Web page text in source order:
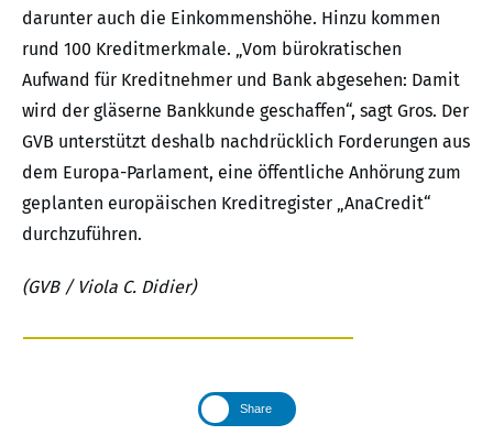
darunter auch die Einkommenshöhe. Hinzu kommen
rund 100 Kreditmerkmale. „Vom bürokratischen
Aufwand für Kreditnehmer und Bank abgesehen: Damit
wird der gläserne Bankkunde geschaffen“, sagt Gros. Der
GVB unterstützt deshalb nachdrücklich Forderungen aus
dem Europa-Parlament, eine öffentliche Anhörung zum
geplanten europäischen Kreditregister „AnaCredit“
durchzuführen.
(GVB / Viola C. Didier)
Share